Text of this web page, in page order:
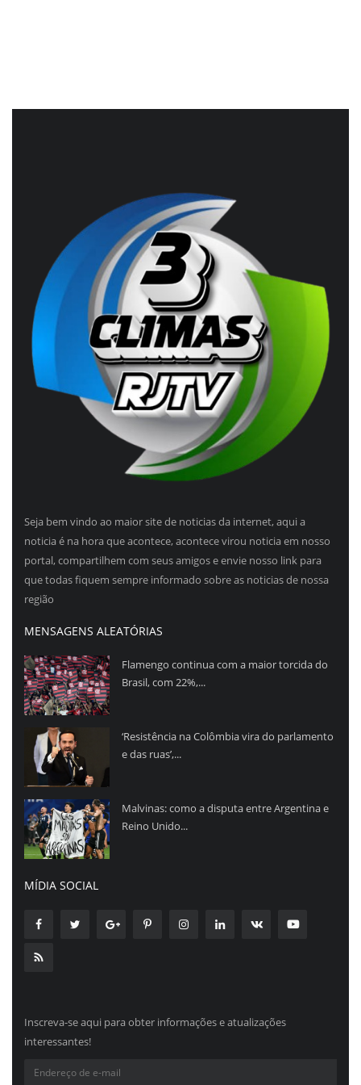
Seja bem vindo ao maior site de noticias da internet, aqui a
noticia é na hora que acontece, acontece virou noticia em nosso
portal, compartilhem com seus amigos e envie nosso link para
que todas fiquem sempre informado sobre as noticias de nossa
região
MENSAGENS ALEATÓRIAS
Flamengo continua com a maior torcida do
Brasil, com 22%,...
‘Resistência na Colômbia vira do parlamento
e das ruas’,...
Malvinas: como a disputa entre Argentina e
Reino Unido...
MÍDIA SOCIAL
Inscreva-se aqui para obter informações e atualizações
interessantes!